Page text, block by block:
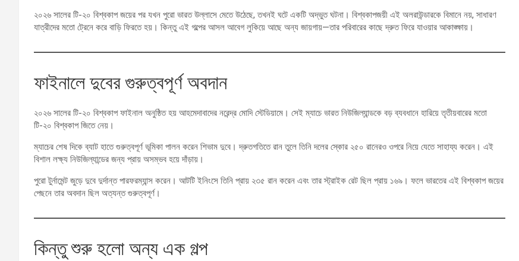
২০২৬ সালের টি-২০ বিশ্বকাপ জয়ের পর যখন পুরো ভারত উল্লাসে মেতে উঠেছে, তখনই ঘটে একটি অদ্ভুত ঘটনা। বিশ্বকাপজয়ী এই অলরাউন্ডারকে বিমানে নয়, সাধারণ
যাত্রীদের মতো ট্রেনে করে বাড়ি ফিরতে হয়। কিন্তু এই গল্পের আসল আবেগ লুকিয়ে আছে অন্য জায়গায়—তার পরিবারের কাছে দ্রুত ফিরে যাওয়ার আকাঙ্ক্ষায়।
ফাইনালে দুবের গুরুত্বপূর্ণ অবদান
২০২৬ সালের টি-২০ বিশ্বকাপ ফাইনাল অনুষ্ঠিত হয় আহমেদাবাদের নরেন্দ্র মোদি স্টেডিয়ামে। সেই ম্যাচে ভারত নিউজিল্যান্ডকে বড় ব্যবধানে হারিয়ে তৃতীয়বারের মতো
টি-২০ বিশ্বকাপ জিতে নেয়।
ম্যাচের শেষ দিকে ব্যাট হাতে গুরুত্বপূর্ণ ভূমিকা পালন করেন শিভাম দুবে। দ্রুতগতিতে রান তুলে তিনি দলের স্কোর ২৫০ রানেরও ওপরে নিয়ে যেতে সাহায্য করেন। এই
বিশাল লক্ষ্য নিউজিল্যান্ডের জন্য প্রায় অসম্ভব হয়ে দাঁড়ায়।
পুরো টুর্নামেন্ট জুড়ে দুবে দুর্দান্ত পারফরম্যান্স করেন। আটটি ইনিংসে তিনি প্রায় ২৩৫ রান করেন এবং তার স্ট্রাইক রেট ছিল প্রায় ১৬৯। ফলে ভারতের এই বিশ্বকাপ জয়ের
পেছনে তার অবদান ছিল অত্যন্ত গুরুত্বপূর্ণ।
কিন্তু শুরু হলো অন্য এক গল্প